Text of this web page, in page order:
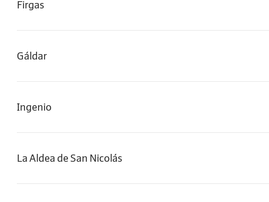
Firgas
Gáldar
Ingenio
La Aldea de San Nicolás